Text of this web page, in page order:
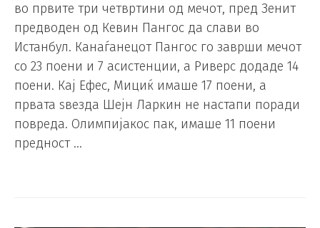
во првите три четвртини од мечот, пред Зенит
предводен од Кевин Пангос да слави во
Истанбул. Канаѓанецот Пангос го заврши мечот
со 23 поени и 7 асистенции, а Риверс додаде 14
поени. Кај Ефес, Мициќ имаше 17 поени, а
првата ѕвезда Шејн Ларкин не настапи поради
повреда. Олимпијакос пак, имаше 11 поени
предност …